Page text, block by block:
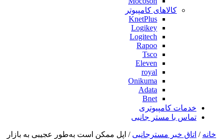
کالاهای کامپیوتر
KnetPlus
Logikey
Logitech
Rapoo
Tsco
Eleven
royal
Onikuma
Adata
Bnet
خدمات کامپیوتری
تماس با مستر جانبی
خانه / اتاق خبر مسترجانبی / اپل ممکن است به‌طور عجیبی به بازار